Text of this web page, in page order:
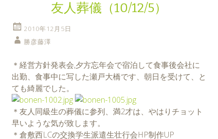
友人葬儀（10/12/5）
2010年12月5日
勝彦藤澤
＊経営方針発表会,夕方忘年会で宿泊して食事後会社に
出勤、食事中に写した瀬戸大橋です、朝日を受けて、と
ても綺麗でした。
＊友人同級生の葬儀に参列、満2才は、やはりチョット
早いような気が致します。
＊倉敷西LCの交換学生派遣生壮行会HP制作UP